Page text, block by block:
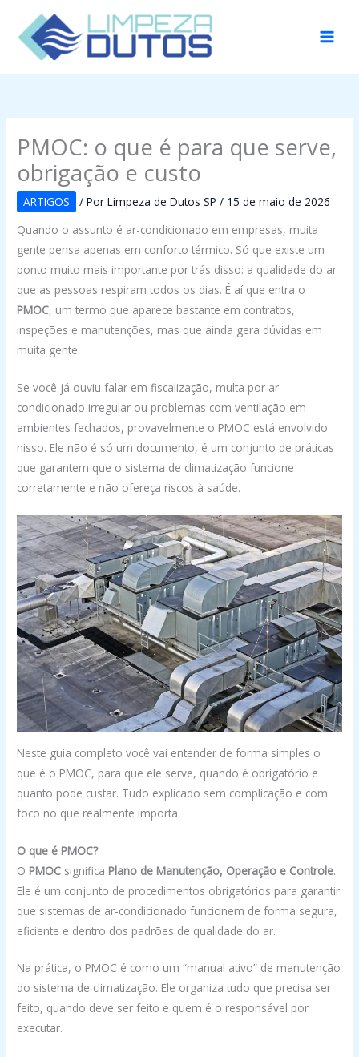
para
PMOC: o que é para que serve,
obrigação e custo
ARTIGOS / PorLimpeza de Dutos SP/ 15 de maio de 2026
Quando o assunto é ar-condicionado em empresas, muita
gente pensa apenas em conforto térmico. Só que existe um
ponto muito mais importante por trás disso: a qualidade do ar
que as pessoas respiram todos os dias. É aí que entra o
PMOC, um termo que aparece bastante em contratos,
inspeções e manutenções, mas que ainda gera dúvidas em
muita gente.
Se você já ouviu falar em fiscalização, multa por ar-
condicionado irregular ou problemas com ventilação em
ambientes fechados, provavelmente o PMOC está envolvido
nisso. Ele não é só um documento, é um conjunto de práticas
que garantem que o sistema de climatização funcione
corretamente e não ofereça riscos à saúde.
Neste guia completo você vai entender de forma simples o
que é o PMOC, para que ele serve, quando é obrigatório e
quanto pode custar. Tudo explicado sem complicação e com
foco no que realmente importa.
O que é PMOC?
O PMOC significa Plano de Manutenção, Operação e Controle.
Ele é um conjunto de procedimentos obrigatórios para garantir
que sistemas de ar-condicionado funcionem de forma segura,
eficiente e dentro dos padrões de qualidade do ar.
Na prática, o PMOC é como um “manual ativo” de manutenção
do sistema de climatização. Ele organiza tudo que precisa ser
feito, quando deve ser feito e quem é o responsável por
executar.